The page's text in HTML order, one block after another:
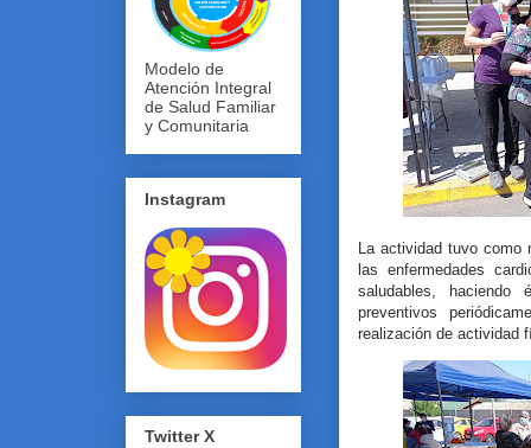
La actividad tuvo como
las enfermedades
saludables, haciendo
preventivos
realización de actividad
Modelo de
Atención Integral
de Salud Familiar
y Comunitaria
Instagram
Twitter X